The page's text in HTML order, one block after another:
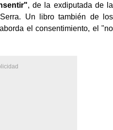
, de la exdiputada de la
Un libro también de los
el consentimiento, el "no